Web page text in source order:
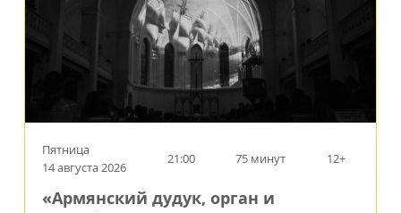
Пятница
14 августа 2026
21:00 75 минут 12+
«Армянский дудук, орган и